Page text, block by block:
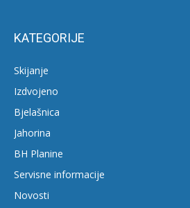
KATEGORIJE
Skijanje
Izdvojeno
Bjelašnica
Jahorina
BH Planine
Servisne informacije
Novosti